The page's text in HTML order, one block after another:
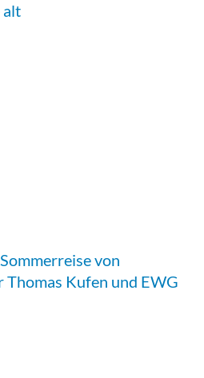
alt
von
Kufen und EWG